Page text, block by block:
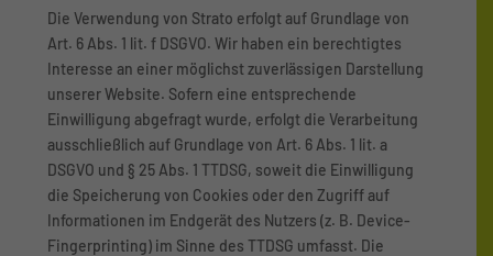
Die Verwendung von Strato erfolgt auf Grundlage von
Art. 6 Abs. 1 lit. f DSGVO. Wir haben ein berechtigtes
Interesse an einer möglichst zuverlässigen Darstellung
unserer Website. Sofern eine entsprechende
Einwilligung abgefragt wurde, erfolgt die Verarbeitung
ausschließlich auf Grundlage von Art. 6 Abs. 1 lit. a
DSGVO und § 25 Abs. 1 TTDSG, soweit die Einwilligung
die Speicherung von Cookies oder den Zugriff auf
Informationen im Endgerät des Nutzers (z. B. Device-
Fingerprinting) im Sinne des TTDSG umfasst. Die